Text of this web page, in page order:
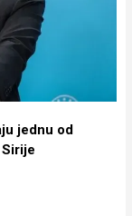
jednu od